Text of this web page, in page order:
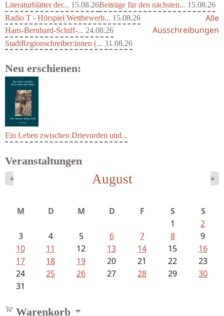
Literaturblätter der... 15.08.26Beiträge für den nächsten... 15.08.26
Radio T - Hörspiel Wettbewerb... 15.08.26
Hans-Bernhard-Schiff-... 24.08.26
StadtRegionschreiber:innen (... 31.08.26
Alle
Ausschreibungen
Neu erschienen:
Ein Leben zwischen Drievorden und...
Veranstaltungen
August
« »
M D M D F S
S
1
2
3
4 5 6 7 8
9
10
11 12 13 14 15
16
17
18 19 20 21 22
23
24
25 26 27 28 29
30
31
Warenkorb